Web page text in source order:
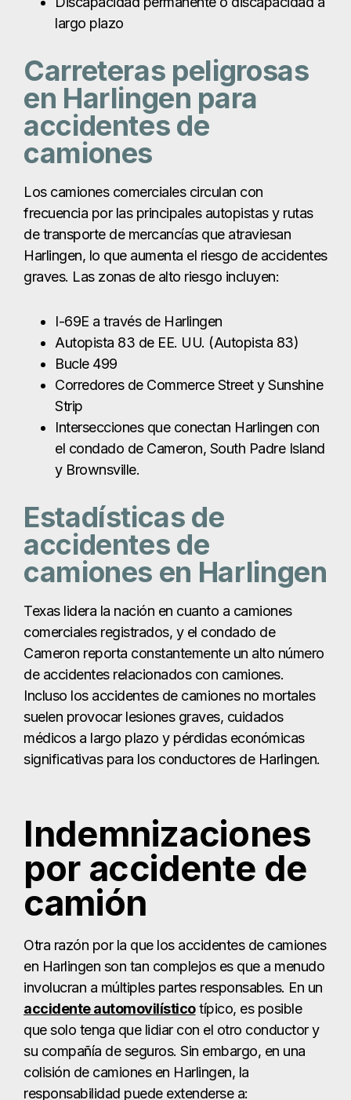
Los camiones comerciales circulan con
de transporte de mercancías que atraviesan
Harlingen, lo que aumenta el riesgo de accidentes
graves. Las zonas de alto riesgo incluyen:
I-69E a través de Harlingen
Bucle 499
Corredores de Commerce Street y Sunshine
Strip
Intersecciones que conectan Harlingen con
el condado de Cameron, South Padre Island
Estadísticas de
accidentes de
camiones en Harlingen
Texas lidera la nación en cuanto a camiones
comerciales registrados, y el condado de
Cameron reporta constantemente un alto número
de accidentes relacionados con camiones.
Incluso los accidentes de camiones no mortales
suelen provocar lesiones graves, cuidados
médicos a largo plazo y pérdidas económicas
significativas para los conductores de Harlingen.
Indemnizaciones
por accidente de
camión
involucran a múltiples partes responsables. En un
accidente automovilístico típico, es posible
que solo tenga que lidiar con el otro conductor y
su compañía de seguros. Sin embargo, en una
colisión de camiones en Harlingen, la
El empresario del camionero
Una empresa de transporte por carretera, si
el conductor es un contratista
independiente.
Cualquier empresa o entidad jurídica que
mantenga una relación laboral o de agencia
con el conductor.